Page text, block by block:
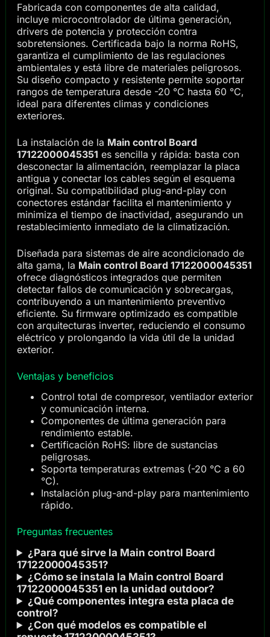
Fabricada con componentes de alta calidad,
incluye microcontrolador de última generación,
drivers de potencia y protección contra
sobretensiones. Certificada bajo la norma RoHS,
garantiza el cumplimiento de las regulaciones
ambientales y está libre de materiales peligrosos.
Su diseño compacto y resistente permite soportar
rangos de temperatura desde -20 °C hasta 60 °C,
ideal para diferentes climas y condiciones
exteriores.
La instalación de la Main control Board
17122000045351 es sencilla y rápida: basta con
desconectar la alimentación, reemplazar la placa
antigua y conectar los cables según el esquema
original. Su compatibilidad plug-and-play con
conectores estándar facilita el mantenimiento y
minimiza el tiempo de inactividad, asegurando un
restablecimiento inmediato de la climatización.
Diseñada para sistemas de aire acondicionado de
alta gama, la Main control Board 17122000045351
ofrece diagnósticos integrados que permiten
detectar fallos de comunicación y sobrecargas,
contribuyendo a un mantenimiento preventivo
eficiente. Su firmware optimizado es compatible
con arquitecturas inverter, reduciendo el consumo
eléctrico y prolongando la vida útil de la unidad
exterior.
Ventajas y beneficios
Control total de compresor, ventilador exterior
y comunicación interna.
Componentes de última generación para
rendimiento estable.
Certificación RoHS: libre de sustancias
peligrosas.
Soporta temperaturas extremas (-20 °C a 60
°C).
Instalación plug-and-play para mantenimiento
rápido.
Preguntas frecuentes
¿Para qué sirve la Main control Board
17122000045351?
¿Cómo se instala la Main control Board
17122000045351 en la unidad outdoor?
¿Qué componentes integra esta placa de
control?
¿Con qué modelos es compatible el